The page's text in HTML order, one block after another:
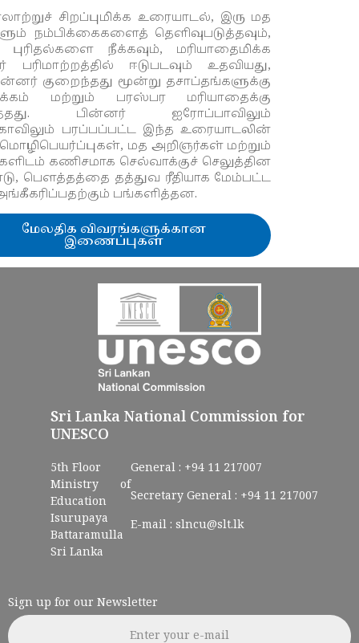
சிறப்புமிக்க உரையாடல், இரு மத
நம்பிக்கைகளைத் தெளிவுபடுத்தவும்,
நீக்கவும், மரியாதைமிக்க
பரிமாற்றத்தில் ஈடுபடவும் உதவியது,
குறைந்தது மூன்று தசாப்தங்களுக்கு
மற்றும் பரஸ்பர மரியாதைக்கு
பின்னர் ஐரோப்பாவிலும்
பரப்பப்பட்ட இந்த உரையாடலின்
, மத அறிஞர்கள் மற்றும்
கணிசமாக செல்வாக்குச் செலுத்தின
பௌத்தத்தை தத்துவ ரீதியாக மேம்பட்ட
பங்களித்தன.
மேலதிக விவரங்களுக்கான
இணைப்புகள்
Sri Lanka National Commission for
UNESCO
5th Floor
Ministry of
Education
Isurupaya
Battaramulla
Sri Lanka
General : +94 11 217007
Secretary General : +94 11 217007
E-mail : slncu@slt.lk
Sign up for our Newsletter
Email address